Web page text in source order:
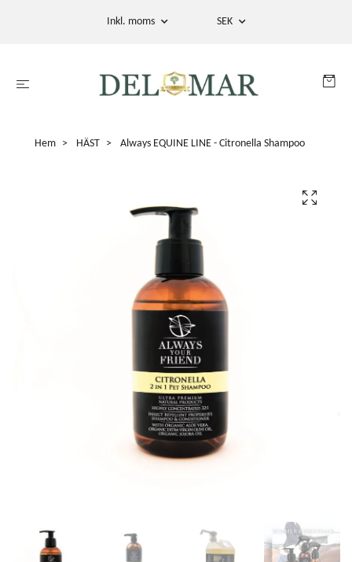
Inkl. moms SEK
Hem HÄST Always EQUINE LINE - Citronella Shampoo